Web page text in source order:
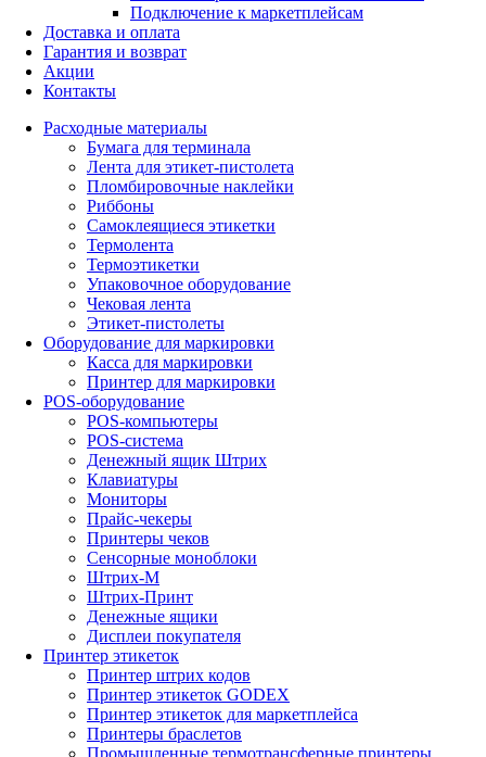
Подключение к маркетплейсам
Доставка и оплата
Гарантия и возврат
Акции
Контакты
Расходные материалы
Бумага для терминала
Лента для этикет-пистолета
Пломбировочные наклейки
Риббоны
Самоклеящиеся этикетки
Термолента
Термоэтикетки
Упаковочное оборудование
Чековая лента
Этикет-пистолеты
Оборудование для маркировки
Касса для маркировки
Принтер для маркировки
POS-оборудование
POS-компьютеры
POS-система
Денежный ящик Штрих
Клавиатуры
Мониторы
Прайс-чекеры
Принтеры чеков
Сенсорные моноблоки
Штрих-М
Штрих-Принт
Денежные ящики
Дисплеи покупателя
Принтер этикеток
Принтер штрих кодов
Принтер этикеток GODEX
Принтер этикеток для маркетплейса
Принтеры браслетов
Промышленные термотрансферные принтеры